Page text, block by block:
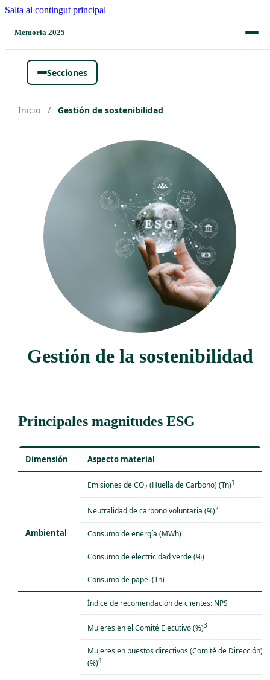
Salta al contingut principal
Memoria 2025
Secciones
Inicio / Gestión de sostenibilidad
Gestión de la sostenibilidad
Principales magnitudes ESG
Dimensión Aspecto material
Ambiental
Emisiones de CO2 (Huella de Carbono) (Tn)1
Neutralidad de carbono voluntaria (%)2
Consumo de energía (MWh)
Consumo de electricidad verde (%)
Consumo de papel (Tn)
Índice de recomendación de clientes: NPS
Mujeres en el Comité Ejecutivo (%)3
Mujeres en puestos directivos (Comité de Dirección)
(%)4